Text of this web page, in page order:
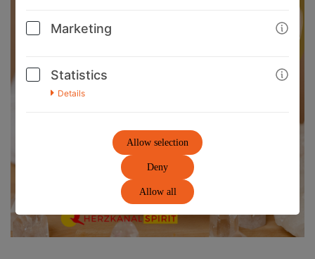
Marketing
Statistics
Details
Allow selection
Deny
Allow all